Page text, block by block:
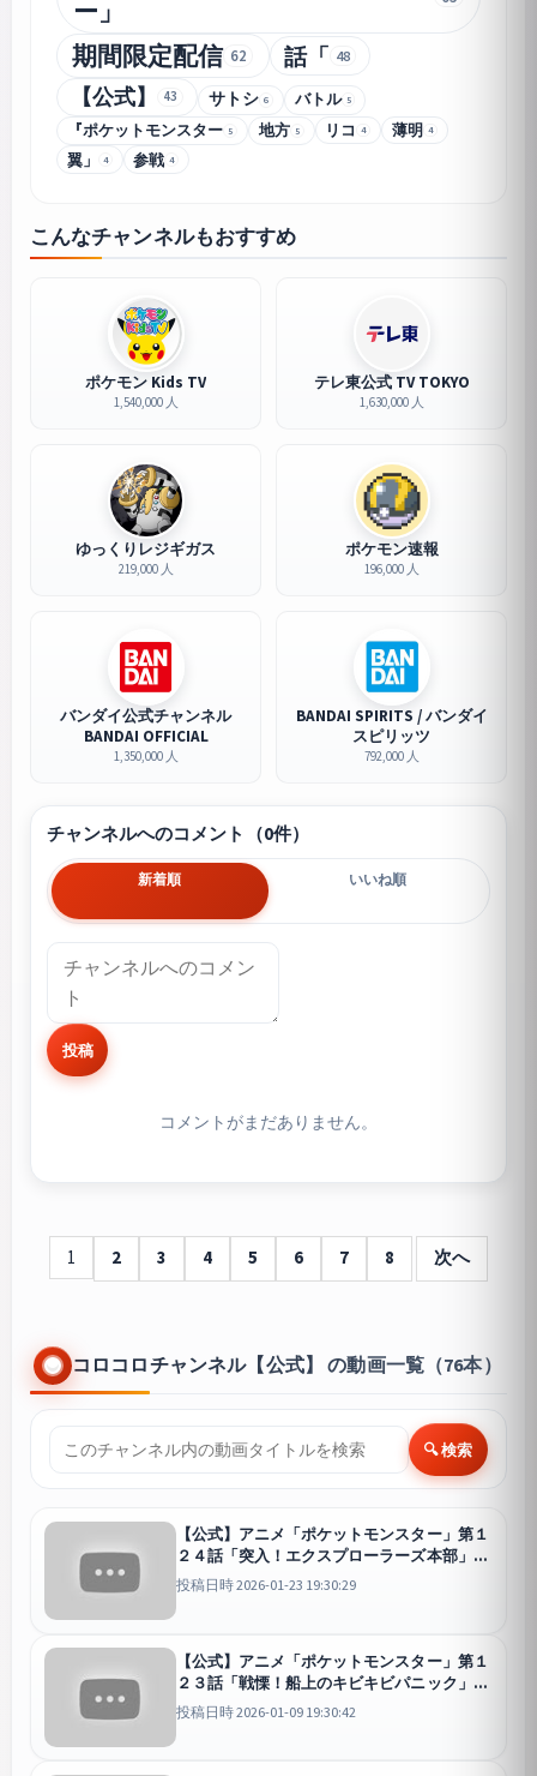
ー」
期間限定配信 62 話「 48
【公式】 43 サトシ 6 バトル 5
『ポケットモンスター 5 地方 5 リコ 4 薄明 4
翼」 4 参戦 4
こんなチャンネルもおすすめ
ポケモン Kids TV
1,540,000 人
テレ東公式 TV TOKYO
1,630,000 人
ゆっくりレジギガス
219,000 人
ポケモン速報
196,000 人
バンダイ公式チャンネル
BANDAI OFFICIAL
1,350,000 人
BANDAI SPIRITS / バンダイ
スピリッツ
792,000 人
チャンネルへのコメント（0件）
新着順 いいね順
投稿
コメントがまだありません。
1 2 3 4 5 6 7 8 次へ
コロコロチャンネル【公式】 の動画一覧（76本）
🔍 検索
【公式】アニメ「ポケットモンスター」第１
２４話「突入！エクスプローラーズ本部」-
期間限定配信-
投稿日時 2026-01-23 19:30:29
【公式】アニメ「ポケットモンスター」第１
２３話「戦慄！船上のキビキビパニック」-
期間限定配信-
投稿日時 2026-01-09 19:30:42